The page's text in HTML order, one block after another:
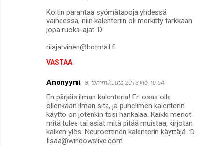
Koitin parantaa syömätapoja yhdessä
vaiheessa, niin kalenteriin oli merkitty tarkkaan
jopa ruoka-ajat :D
riiajarvinen@hotmail.fi
VASTAA
Anonyymi 8. tammikuuta 2013 klo 10.54
En pärjäis ilman kalenteria! En osaa olla
ollenkaan ilman sitä, ja puhelimen kalenterin
käyttö on jotenkin tosi hankalaa. Kaikki menot
mitä tulee tai asiat mitä pitää muistaa, kirjotan
kaiken ylös. Neuroottinen kalenterin käyttäjä. :D
Iisaa@windowslive.com